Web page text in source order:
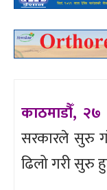
काठमाडौँ,
सरकारले सुरु
ढिलो गरी सुरु